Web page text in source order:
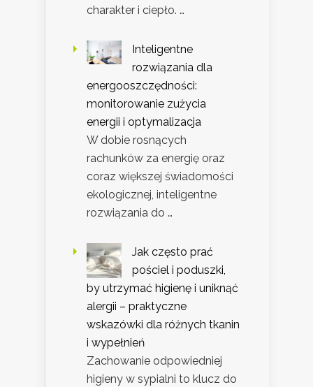
charakter i ciepło. …
Inteligentne
rozwiązania dla
energooszczędności:
monitorowanie zużycia
energii i optymalizacja
W dobie rosnących
rachunków za energię oraz
coraz większej świadomości
ekologicznej, inteligentne
rozwiązania do …
Jak często prać
pościel i poduszki,
by utrzymać higienę i uniknąć
alergii – praktyczne
wskazówki dla różnych tkanin
i wypełnień
Zachowanie odpowiedniej
higieny w sypialni to klucz do